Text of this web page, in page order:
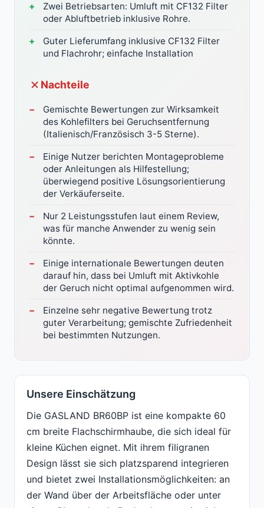
Zwei Betriebsarten: Umluft mit CF132 Filter
oder Abluftbetrieb inklusive Rohre.
Guter Lieferumfang inklusive CF132 Filter
und Flachrohr; einfache Installation
Nachteile
Gemischte Bewertungen zur Wirksamkeit
des Kohlefilters bei Geruchsentfernung
(Italienisch/Französisch 3-5 Sterne).
Einige Nutzer berichten Montageprobleme
oder Anleitungen als Hilfestellung;
überwiegend positive Lösungsorientierung
der Verkäuferseite.
Nur 2 Leistungsstufen laut einem Review,
was für manche Anwender zu wenig sein
könnte.
Einige internationale Bewertungen deuten
darauf hin, dass bei Umluft mit Aktivkohle
der Geruch nicht optimal aufgenommen wird.
Einzelne sehr negative Bewertung trotz
guter Verarbeitung; gemischte Zufriedenheit
bei bestimmten Nutzungen.
Unsere Einschätzung
Die GASLAND BR60BP ist eine kompakte 60
cm breite Flachschirmhaube, die sich ideal für
kleine Küchen eignet. Mit ihrem filigranen
Design lässt sie sich platzsparend integrieren
und bietet zwei Installationsmöglichkeiten: an
der Wand über der Arbeitsfläche oder unter